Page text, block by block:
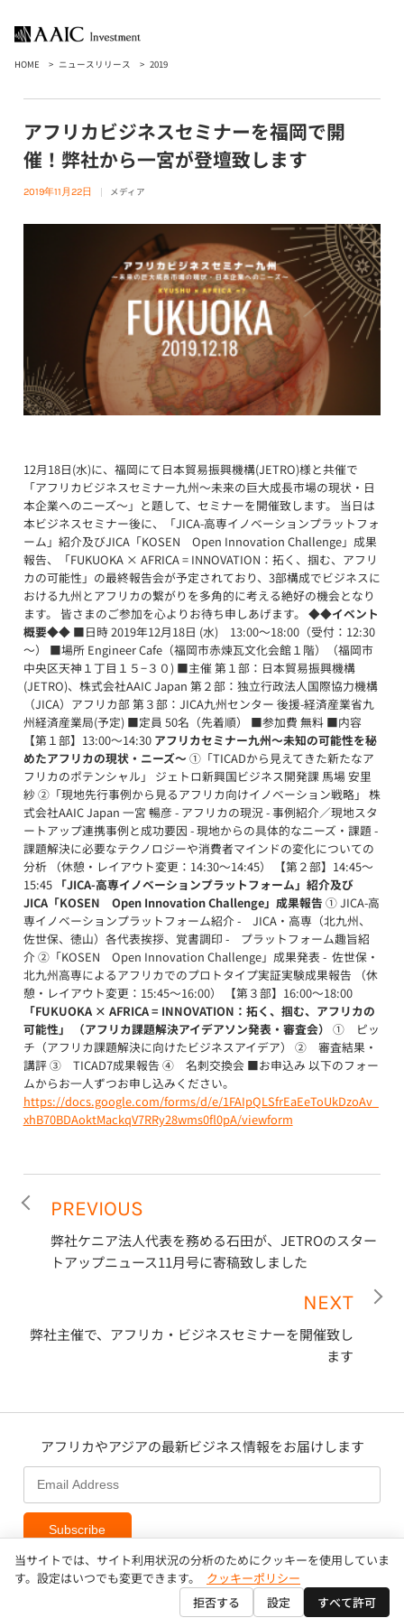
HOME ニュースリリース 2019
アフリカビジネスセミナーを福岡で開
催！弊社から一宮が登壇致します
2019年11月22日 メディア
12月18日(水)に、福岡にて日本貿易振興機構(JETRO)様と共催で
「アフリカビジネスセミナー九州～未来の巨大成長市場の現状・日
本企業へのニーズ～」と題して、セミナーを開催致します。 当日は
本ビジネスセミナー後に、「JICA-高専イノベーションプラットフォ
ーム」紹介及びJICA「KOSEN Open Innovation Challenge」成果
報告、「FUKUOKA × AFRICA = INNOVATION：拓く、掴む、アフリ
カの可能性」の最終報告会が予定されており、3部構成でビジネスに
おける九州とアフリカの繋がりを多角的に考える絶好の機会となり
ます。 皆さまのご参加を心よりお待ち申しあげます。 ◆◆イベント
概要◆◆■日時 2019年12月18日 (水) 13:00～18:00（受付：12:30
～） ■場所 Engineer Cafe（福岡市赤煉瓦文化会館１階）（福岡市
中央区天神１丁目１５−３０) ■主催 第１部：日本貿易振興機構
(JETRO)、株式会社AAIC Japan 第２部：独立行政法人国際協力機構
（JICA）アフリカ部 第３部：JICA九州センター 後援-経済産業省九
州経済産業局(予定) ■定員 50名（先着順） ■参加費 無料 ■内容
【第１部】13:00～14:30 アフリカセミナー九州～未知の可能性を秘
めたアフリカの現状・ニーズ～ ①「TICADから見えてきた新たなア
フリカのポテンシャル」 ジェトロ新興国ビジネス開発課 馬場 安里
紗 ②「現地先行事例から見るアフリカ向けイノベーション戦略」 株
式会社AAIC Japan 一宮 暢彦 - アフリカの現況 - 事例紹介／現地スタ
ートアップ連携事例と成功要因 - 現地からの具体的なニーズ・課題 -
課題解決に必要なテクノロジーや消費者マインドの変化についての
分析 （休憩・レイアウト変更：14:30～14:45） 【第２部】14:45～
15:45 「JICA-高専イノベーションプラットフォーム」紹介及び
JICA「KOSEN Open Innovation Challenge」成果報告 ① JICA-高
専イノベーションプラットフォーム紹介 - JICA・高専（北九州、
佐世保、徳山）各代表挨拶、覚書調印 - プラットフォーム趣旨紹
介 ②「KOSEN Open Innovation Challenge」成果発表 - 佐世保・
北九州高専によるアフリカでのプロトタイプ実証実験成果報告 （休
憩・レイアウト変更：15:45～16:00） 【第３部】16:00～18:00
「FUKUOKA × AFRICA = INNOVATION：拓く、掴む、アフリカの
可能性」 （アフリカ課題解決アイデアソン発表・審査会） ① ピッ
チ（アフリカ課題解決に向けたビジネスアイデア） ② 審査結果・
講評 ③ TICAD7成果報告 ④ 名刺交換会 ■お申込み 以下のフォー
ムからお一人ずつお申し込みください。
https://docs.google.com/forms/d/e/1FAIpQLSfrEaEeToUkDzoAv_
xhB70BDAoktMackqV7RRy28wms0fl0pA/viewform
PREVIOUS
弊社ケニア法人代表を務める石田が、JETROのスター
トアップニュース11月号に寄稿致しました
NEXT
弊社主催で、アフリカ・ビジネスセミナーを開催致し
ます
アフリカやアジアの最新ビジネス情報をお届けします
Subscribe
Copyright © AAIC Holdings Pte, Ltd.
当サイトでは、サイト利用状況の分析のためにクッキーを使用していま
す。設定はいつでも変更できます。
クッキーポリシー
拒否する
設定 すべて許可